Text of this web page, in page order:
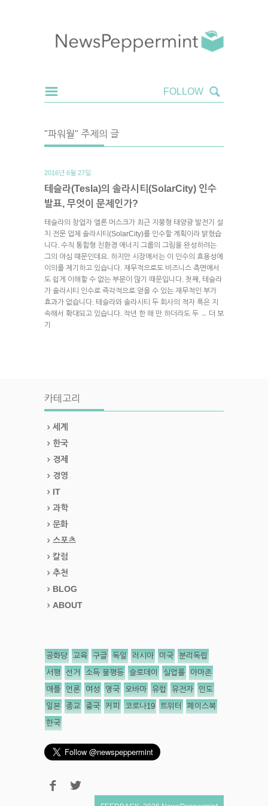
"파워월" 주제의 글
2016년 6월 27일.
테슬라(Tesla)의 솔라시티(SolarCity) 인수
발표, 무엇이 문제인가?
테슬라의 창업자 엘론 머스크가 최근 지붕형 태양광 발전기 설
치 전문 업체 솔라시티(SolarCity)를 인수할 계획이라 밝혔습
니다. 수직 통합형 친환경 에너지 그룹의 그림을 완성하려는
그의 야심 때문인데요. 하지만 시장에서는 이 인수의 효용성에
이의를 제기하고 있습니다. 재무적으로도 비즈니스 측면에서
도 쉽게 이해할 수 없는 부분이 많기 때문입니다. 첫째, 테슬라
가 솔라시티 인수로 즉각적으로 얻을 수 있는 재무적인 부가
효과가 없습니다. 테슬라와 솔라시티 두 회사의 적자 폭은 지
속해서 확대되고 있습니다. 작년 한 해 만 하더라도 두 → 더 보
기
카테고리
세계
한국
경제
경영
IT
과학
문화
스포츠
칼럼
추천
BLOG
ABOUT
공화당 교육 구글 독일 러시아 미국 분리독립
서평 선거 소득 불평등 슬로데이 실업률 아마존
애플 언론 여성 영국 오바마 유럽 유전자 인도
일본 종교 중국 커피 코로나19 트위터 페이스북
한국